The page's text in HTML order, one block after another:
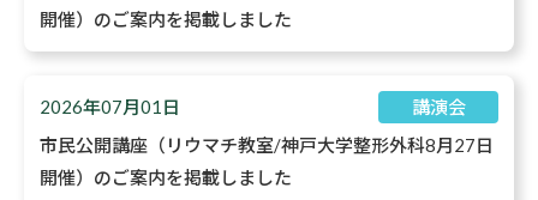
開催）のご案内を掲載しました
2026年07月01日
講演会
市民公開講座（リウマチ教室/神戸大学整形外科8月27日
開催）のご案内を掲載しました